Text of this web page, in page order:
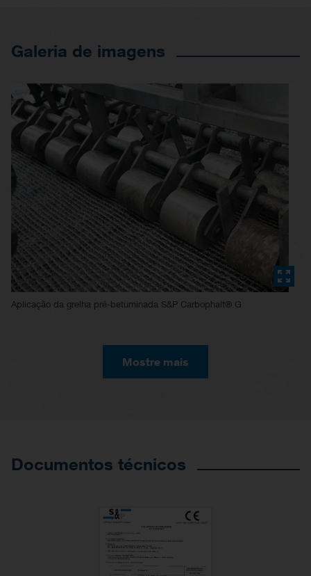
Galeria de imagens
Aplicação da grelha pré-betuminada S&P Carbophalt® G
Mostre mais
Documentos técnicos